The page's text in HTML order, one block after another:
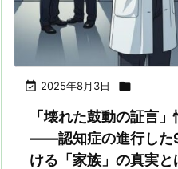
 2025年8月3日 
「壊れた鼓動の証言
――認知症の進行した
ける「家族」の真実